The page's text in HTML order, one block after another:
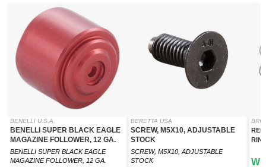
BENELLI U.S.A.
BENELLI SUPER BLACK EAGLE
MAGAZINE FOLLOWER, 12 GA.
BENELLI SUPER BLACK EAGLE
MAGAZINE FOLLOWER, 12 GA.
BERETTA USA
SCREW, M5X10, ADJUSTABLE
STOCK
SCREW, M5X10, ADJUSTABLE
STOCK
W